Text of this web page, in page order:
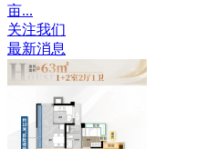
亩...
关注我们
最新消息